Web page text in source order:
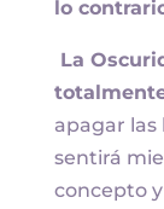
lo
La
apagar las
sentirá
concepto y